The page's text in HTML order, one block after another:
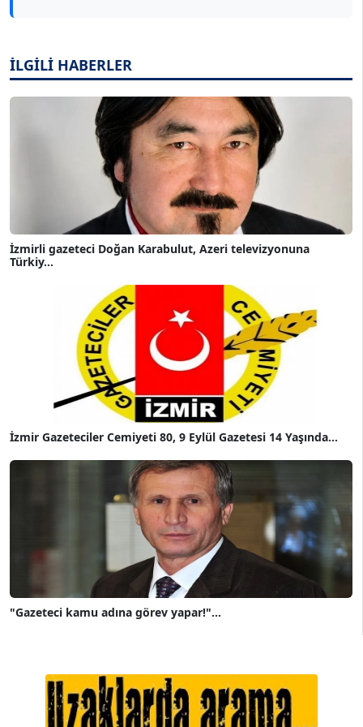
İLGİLİ HABERLER
İzmirli gazeteci Doğan Karabulut, Azeri televizyonuna
Türkiy...
İzmir Gazeteciler Cemiyeti 80, 9 Eylül Gazetesi 14 Yaşında...
"Gazeteci kamu adına görev yapar!"...